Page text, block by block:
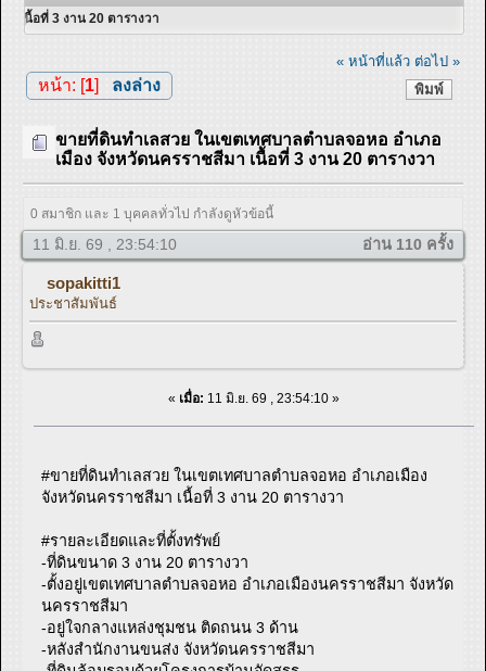
เนื้อที่ 3 งาน 20 ตารางวา
« หน้าที่แล้ว ต่อไป »
พิมพ์
หน้า: [1] ลงล่าง
ขายที่ดินทำเลสวย ในเขตเทศบาลตำบลจอหอ อำเภอ
เมือง จังหวัดนครราชสีมา เนื้อที่ 3 งาน 20 ตารางวา
0 สมาชิก และ 1 บุคคลทั่วไป กำลังดูหัวข้อนี้
11 มิ.ย. 69 , 23:54:10 อ่าน 110 ครั้ง
sopakitti1
ประชาสัมพันธ์
« เมื่อ: 11 มิ.ย. 69 , 23:54:10 »
#ขายที่ดินทำเลสวย ในเขตเทศบาลตำบลจอหอ อำเภอเมือง
จังหวัดนครราชสีมา เนื้อที่ 3 งาน 20 ตารางวา
#รายละเอียดและที่ตั้งทรัพย์
-ที่ดินขนาด 3 งาน 20 ตารางวา
-ตั้งอยู่เขตเทศบาลตำบลจอหอ อำเภอเมืองนครราชสีมา จังหวัด
นครราชสีมา
-อยู่ใจกลางแหล่งชุมชน ติดถนน 3 ด้าน
-หลังสำนักงานขนส่ง จังหวัดนครราชสีมา